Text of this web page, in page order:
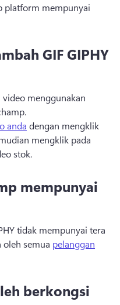
platform mempunyai
GIF GIPHY
video menggunakan
anda dengan mengklik
mengklik pada
stok.
mempunyai
tidak mempunyai tera
semua pelanggan
berkongsi